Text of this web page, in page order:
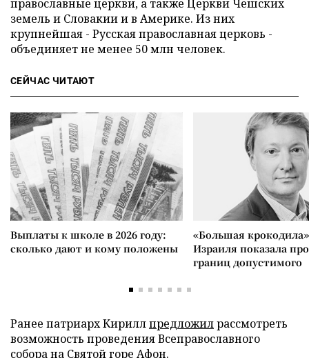
православные церкви, а также Церкви Чешских
земель и Словакии и в Америке. Из них
крупнейшая - Русская православная церковь -
объединяет не менее 50 млн человек.
СЕЙЧАС ЧИТАЮТ
Выплаты к школе в 2026 году:
сколько дают и кому положены
«Большая
Израиля показала
границ допустимого
Ранее патриарх Кириллпредложилрассмотреть
возможность проведения Всеправославного
собора на Святой горе Афон.